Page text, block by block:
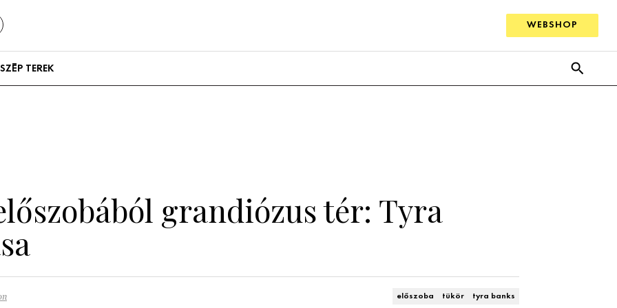
WEBSHOP
SZÉP TEREK
grandiózus tér: Tyra
előszoba tükör tyra banks